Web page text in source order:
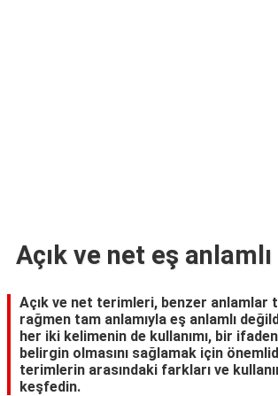
Açık ve net eş anlamlı
Açık ve net terimleri, benzer anlamlar
rağmen tam anlamıyla eş anlamlı
her iki kelimenin de kullanımı, bir
belirgin olmasını sağlamak için
terimlerin arasındaki farkları ve
keşfedin.